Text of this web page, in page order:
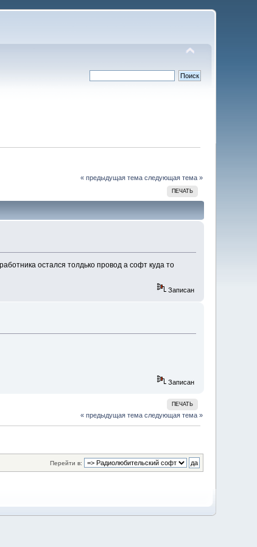
« предыдущая тема следующая тема »
ПЕЧАТЬ
остался толдько провод а софт куда то
Записан
Записан
ПЕЧАТЬ
« предыдущая тема следующая тема »
Перейти в: